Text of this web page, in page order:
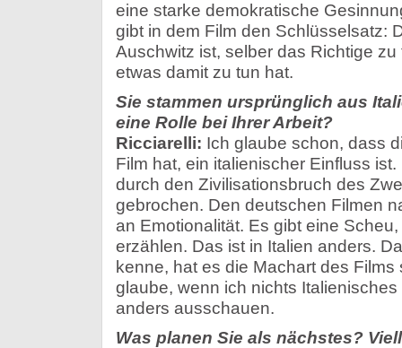
eine starke demokratische
gibt in dem Film den Schlüsselsatz:
Auschwitz ist, selber das Richtige
etwas damit zu tun hat.
Sie stammen ursprünglich aus
eine Rolle bei Ihrer Arbeit?
Ricciarelli: Ich glaube schon, dass
Film hat, ein italienischer Einfluss
durch den Zivilisationsbruch des
gebrochen. Den deutschen Filmen
an Emotionalität. Es gibt eine
erzählen. Das ist in Italien anders.
kenne, hat es die Machart des
glaube, wenn ich nichts
anders ausschauen.
Was planen Sie als nächstes?